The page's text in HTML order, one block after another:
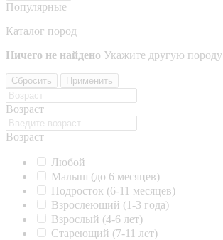
Популярные
Каталог пород
Ничего не найдено Укажите другую породу
Сбросить Применить
Возраст
Возраст
Любой
Малыш (до 6 месяцев)
Подросток (6-11 месяцев)
Взрослеющий (1-3 года)
Взрослый (4-6 лет)
Стареющий (7-11 лет)